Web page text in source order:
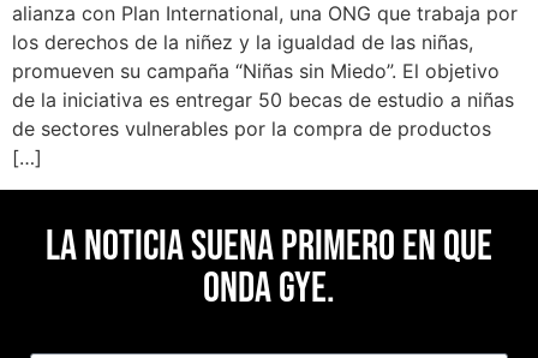
alianza con Plan International, una ONG que trabaja por
los derechos de la niñez y la igualdad de las niñas,
promueven su campaña “Niñas sin Miedo”. El objetivo
de la iniciativa es entregar 50 becas de estudio a niñas
de sectores vulnerables por la compra de productos
[…]
La noticia suena primero en Que
Onda Gye.